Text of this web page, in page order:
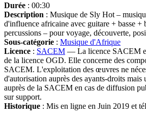
Durée : 00:30
Description : Musique de Sly Hot –
d'influence africaine avec guitare + basse +
percussions – pour voyage, découverte,
Sous-catégorie : Musique d'Afrique
Licence : SACEM — La licence SACEM
de la licence OGD. Elle concerne des
SACEM. L'exploitation des œuvres ne
d'autorisation auprès des ayants-droits mais
auprès de la SACEM en cas de diffusion
sur support.
Historique : Mis en ligne en Juin 2019 et